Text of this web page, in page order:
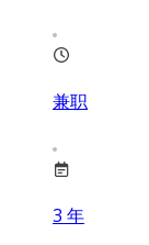
兼职
3 年